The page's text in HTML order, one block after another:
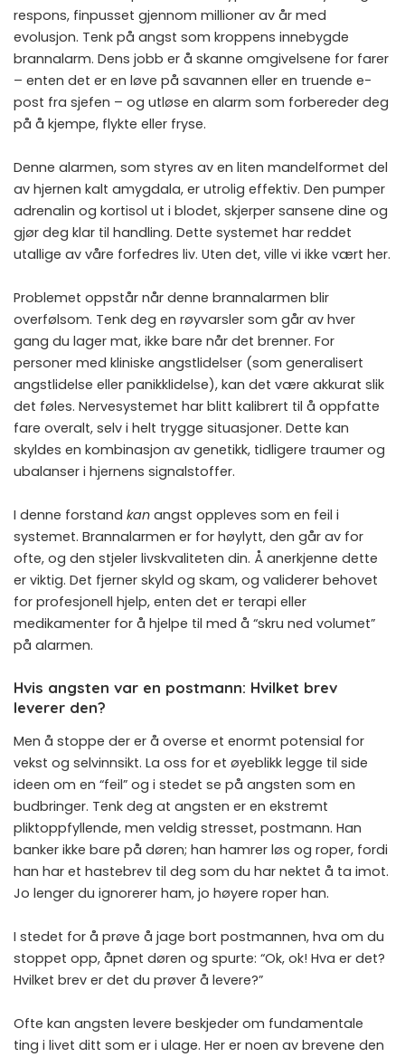
respons, finpusset gjennom millioner av år med
evolusjon. Tenk på angst som kroppens innebygde
brannalarm. Dens jobb er å skanne omgivelsene for farer
– enten det er en løve på savannen eller en truende e-
post fra sjefen – og utløse en alarm som forbereder deg
på å kjempe, flykte eller fryse.
Denne alarmen, som styres av en liten mandelformet del
av hjernen kalt amygdala, er utrolig effektiv. Den pumper
adrenalin og kortisol ut i blodet, skjerper sansene dine og
gjør deg klar til handling. Dette systemet har reddet
utallige av våre forfedres liv. Uten det, ville vi ikke vært her.
Problemet oppstår når denne brannalarmen blir
overfølsom. Tenk deg en røyvarsler som går av hver
gang du lager mat, ikke bare når det brenner. For
personer med kliniske angstlidelser (som generalisert
angstlidelse eller panikklidelse), kan det være akkurat slik
det føles. Nervesystemet har blitt kalibrert til å oppfatte
fare overalt, selv i helt trygge situasjoner. Dette kan
skyldes en kombinasjon av genetikk, tidligere traumer og
ubalanser i hjernens signalstoffer.
I denne forstand kan angst oppleves som en feil i
systemet. Brannalarmen er for høylytt, den går av for
ofte, og den stjeler livskvaliteten din. Å anerkjenne dette
er viktig. Det fjerner skyld og skam, og validerer behovet
for profesjonell hjelp, enten det er terapi eller
medikamenter for å hjelpe til med å “skru ned volumet”
på alarmen.
Hvis angsten var en postmann: Hvilket brev
leverer den?
Men å stoppe der er å overse et enormt potensial for
vekst og selvinnsikt. La oss for et øyeblikk legge til side
ideen om en “feil” og i stedet se på angsten som en
budbringer. Tenk deg at angsten er en ekstremt
pliktoppfyllende, men veldig stresset, postmann. Han
banker ikke bare på døren; han hamrer løs og roper, fordi
han har et hastebrev til deg som du har nektet å ta imot.
Jo lenger du ignorerer ham, jo høyere roper han.
I stedet for å prøve å jage bort postmannen, hva om du
stoppet opp, åpnet døren og spurte: “Ok, ok! Hva er det?
Hvilket brev er det du prøver å levere?”
Ofte kan angsten levere beskjeder om fundamentale
ting i livet ditt som er i ulage. Her er noen av brevene den